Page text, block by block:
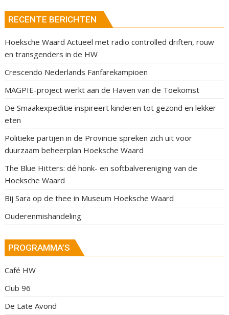
RECENTE BERICHTEN
Hoeksche Waard Actueel met radio controlled driften, rouw
en transgenders in de HW
Crescendo Nederlands Fanfarekampioen
MAGPIE-project werkt aan de Haven van de Toekomst
De Smaakexpeditie inspireert kinderen tot gezond en lekker
eten
Politieke partijen in de Provincie spreken zich uit voor
duurzaam beheerplan Hoeksche Waard
The Blue Hitters: dé honk- en softbalvereniging van de
Hoeksche Waard
Bij Sara op de thee in Museum Hoeksche Waard
Ouderenmishandeling
PROGRAMMA’S
Café HW
Club 96
De Late Avond